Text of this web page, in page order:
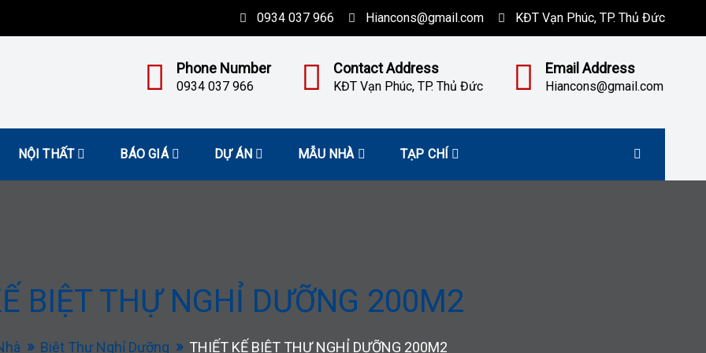
0934 037 966 Hiancons@gmail.com KĐT Vạn Phúc, TP. Thủ Đức
Phone Number
0934 037 966
Contact Address
KĐT Vạn Phúc, TP. Thủ Đức
Email Address
Hiancons@gmail.com
NỘI THẤT BÁO GIÁ DỰ ÁN MẪU NHÀ TẠP CHÍ
BIỆT THỰ NGHỈ DƯỠNG 200M2
Biệt Thự Nghỉ Dưỡng THIẾT KẾ BIỆT THỰ NGHỈ DƯỠNG 200M2